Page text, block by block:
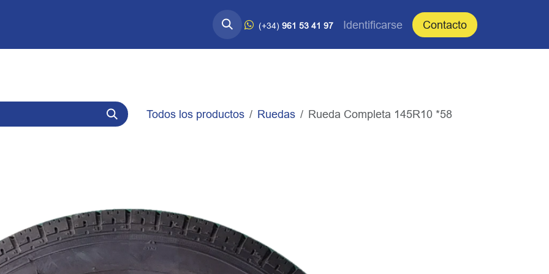
(+34) 961 53 41 97 Identificarse Contacto
Todos los productos Ruedas Rueda Completa 145R10 *58